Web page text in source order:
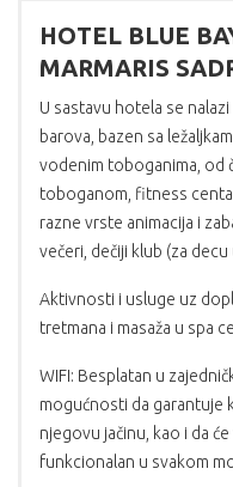
HOTEL BLUE
MARMARIS
U sastavu hotela se
barova, bazen sa
vodenim toboganima, od
toboganom, fitness
razne vrste animacija i
večeri, dečiji klub (za
Aktivnosti i usluge uz
tretmana i masaža u spa
WIFI: Besplatan u
mogućnosti da garantuje
njegovu jačinu, kao i da
funkcionalan u svakom